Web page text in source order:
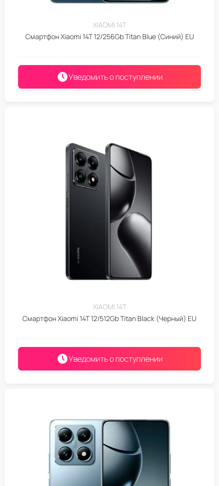
XIAOMI 14T
Смартфон Xiaomi 14T 12/256Gb Titan Blue (Синий) EU
Уведомить о поступлении
XIAOMI 14T
Смартфон Xiaomi 14T 12/512Gb Titan Black (Черный) EU
Уведомить о поступлении